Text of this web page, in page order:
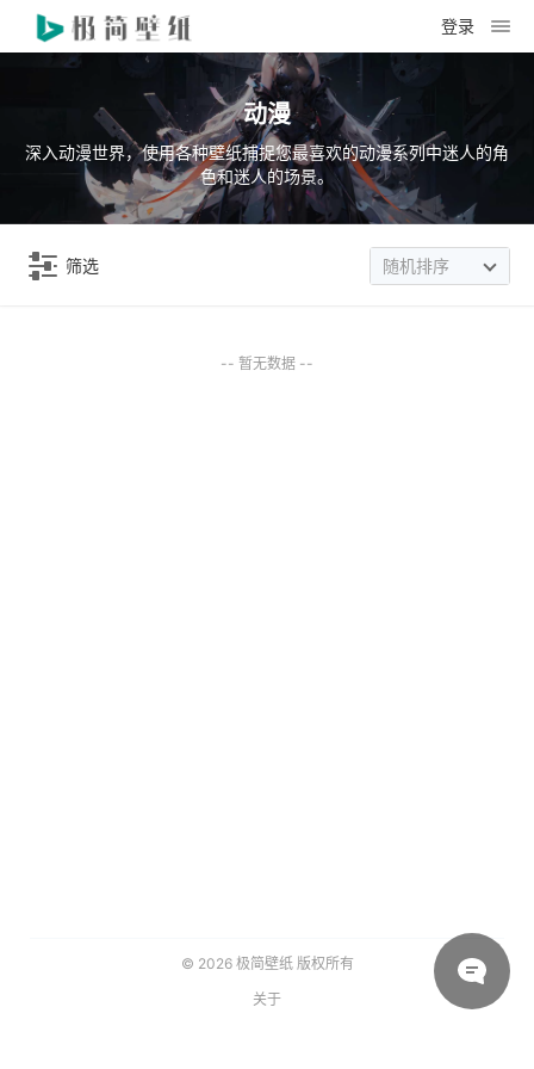
登录
动漫
深入动漫世界，使用各种壁纸捕捉您最喜欢的动漫系列中迷人的角
色和迷人的场景。
筛选 随机排序
-- 暂无数据 --
© 2026 极简壁纸版权所有
关于